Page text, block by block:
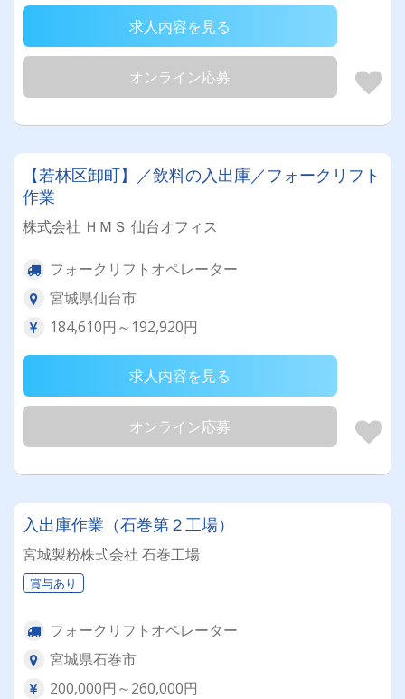
求人内容を見る
オンライン応募
【若林区卸町】／飲料の入出庫／フォークリフト
作業
株式会社 ＨＭＳ 仙台オフィス
フォークリフトオペレーター
宮城県仙台市
184,610円～192,920円
求人内容を見る
オンライン応募
入出庫作業（石巻第２工場）
宮城製粉株式会社 石巻工場
賞与あり
フォークリフトオペレーター
宮城県石巻市
200,000円～260,000円